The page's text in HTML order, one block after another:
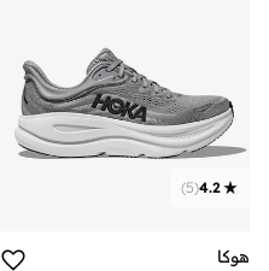
4.2
(
5
)
هوكا